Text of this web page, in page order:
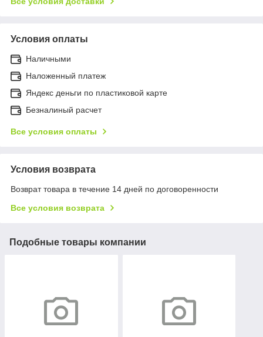
Условия оплаты
Наличными
Наложенный платеж
Яндекс деньги по пластиковой карте
Безналиный расчет
Все условия оплаты
Условия возврата
Возврат товара в течение 14 дней по договоренности
Все условия возврата
Подобные товары компании